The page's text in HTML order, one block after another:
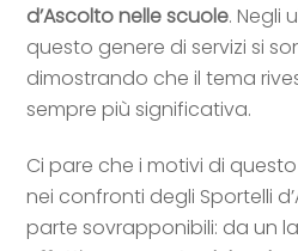
d’Ascolto nelle scuole. Negli
questo genere di servizi si
dimostrando che il tema
sempre più significativa.
Ci pare che i motivi di
nei confronti degli Sportelli
parte sovrapponibili: da un